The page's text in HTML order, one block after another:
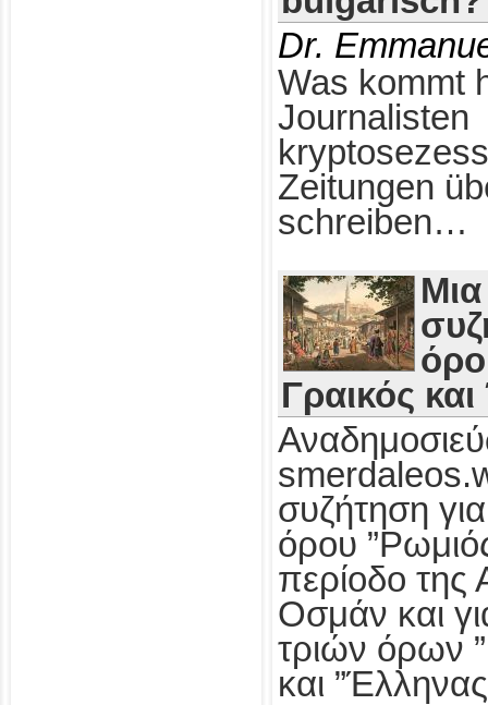
Dr.
Was kommt
Journalisten
Zeitungen
schreiben…
Μια
Γραικός
συζήτηση
όρου
περίοδο της
Οσμάν και
τριών όρων
και